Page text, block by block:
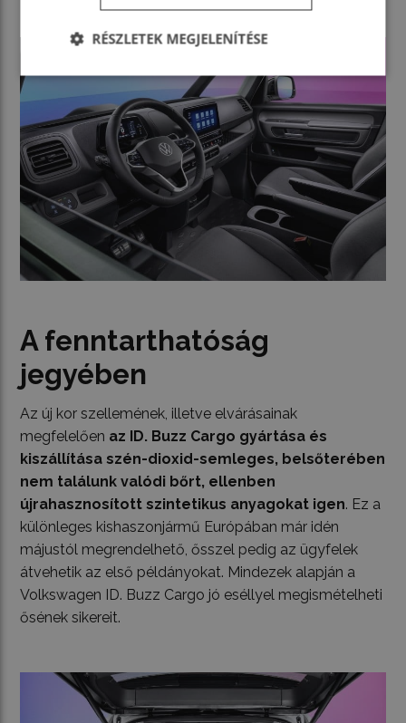
A fenntarthatóság
jegyében
Az új kor szellemének, illetve elvárásainak
megfelelően az ID. Buzz Cargo gyártása és
kiszállítása szén-dioxid-semleges, belsőterében
nem találunk valódi bőrt, ellenben
újrahasznosított szintetikus anyagokat igen. Ez a
különleges kishaszonjármű Európában már idén
májustól megrendelhető, ősszel pedig az ügyfelek
átvehetik az első példányokat. Mindezek alapján a
Volkswagen ID. Buzz Cargo jó eséllyel megismételheti
ősének sikereit.
RÉSZLETEK MEGJELENÍTÉSE